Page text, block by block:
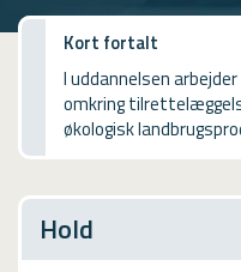
USMA
Kort fortalt
I uddannelsen
omkring
økologisk
Hold